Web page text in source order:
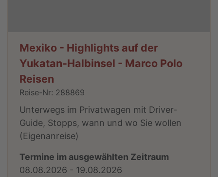
Mexiko - Highlights auf der
Yukatan-Halbinsel - Marco Polo
Reisen
Reise-Nr: 288869
Unterwegs im Privatwagen mit Driver-
Guide, Stopps, wann und wo Sie wollen
(Eigenanreise)
Termine im ausgewählten Zeitraum
08.08.2026 - 19.08.2026